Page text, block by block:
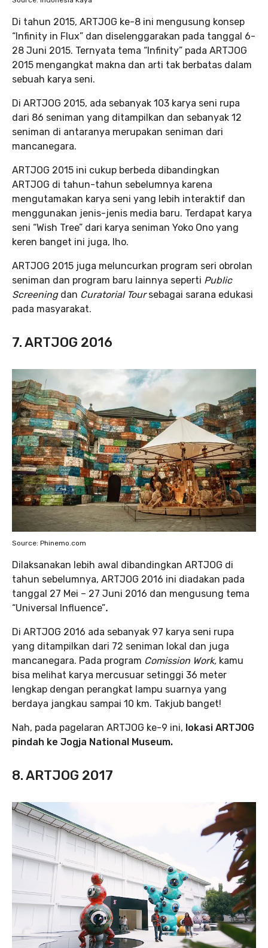
Di tahun 2015, ARTJOG ke-8 ini mengusung konsep
“Infinity in Flux” dan diselenggarakan pada tanggal 6-
28 Juni 2015. Ternyata tema “Infinity” pada ARTJOG
2015 mengangkat makna dan arti tak berbatas dalam
sebuah karya seni.
Di ARTJOG 2015, ada sebanyak 103 karya seni rupa
dari 86 seniman yang ditampilkan dan sebanyak 12
seniman di antaranya merupakan seniman dari
mancanegara.
ARTJOG 2015 ini cukup berbeda dibandingkan
ARTJOG di tahun-tahun sebelumnya karena
mengutamakan karya seni yang lebih interaktif dan
menggunakan jenis-jenis media baru. Terdapat karya
seni “Wish Tree” dari karya seniman Yoko Ono yang
keren banget ini juga, lho.
ARTJOG 2015 juga meluncurkan program seri obrolan
seniman dan program baru lainnya seperti Public
Screening dan Curatorial Toursebagai sarana edukasi
pada masyarakat.
7. ARTJOG 2016
Source: Phinemo.com
Dilaksanakan lebih awal dibandingkan ARTJOG di
tahun sebelumnya, ARTJOG 2016 ini diadakan pada
tanggal 27 Mei – 27 Juni 2016 dan mengusung tema
“Universal Influence”.
Di ARTJOG 2016 ada sebanyak 97 karya seni rupa
yang ditampilkan dari 72 seniman lokal dan juga
mancanegara. Pada program Comission Work, kamu
bisa melihat karya mercusuar setinggi 36 meter
lengkap dengan perangkat lampu suarnya yang
berdaya jangkau sampai 10 km. Takjub banget!
Nah, pada pagelaran ARTJOG ke-9 ini, lokasi ARTJOG
pindah ke Jogja National Museum.
8. ARTJOG 2017